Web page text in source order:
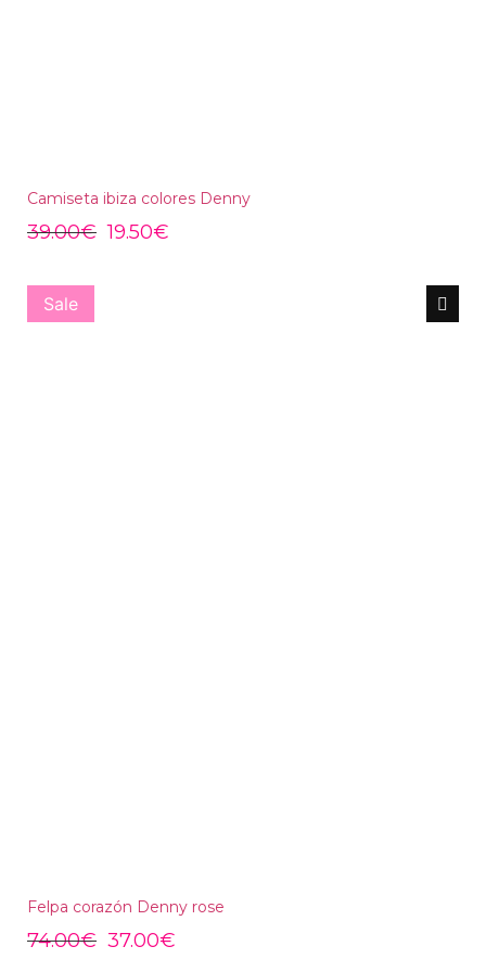
Camiseta ibiza colores Denny
39.00€ 19.50€
Sale
Felpa corazón Denny rose
74.00€ 37.00€